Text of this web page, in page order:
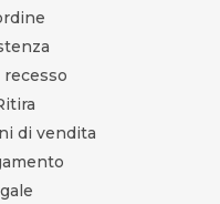
di vendita